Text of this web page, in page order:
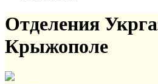
Отделения
Крыжополе